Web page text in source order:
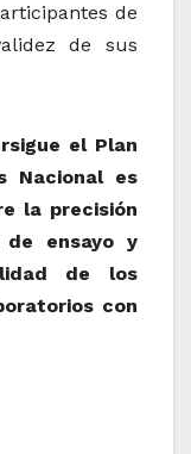
de
de sus
el Plan
Nacional es
la precisión
ensayo y
de los
con